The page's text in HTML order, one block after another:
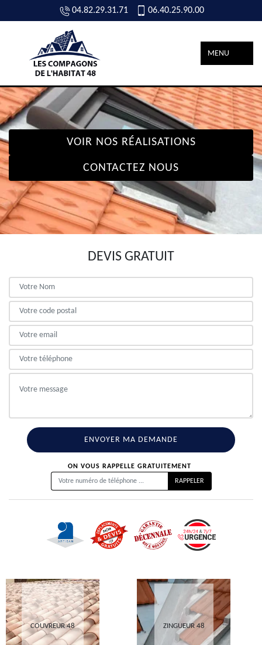
04.82.29.31.71 06.40.25.90.00
MENU
VOIR NOS RÉALISATIONS
CONTACTEZ NOUS
DEVIS GRATUIT
ON VOUS RAPPELLE GRATUITEMENT
COUVREUR 48 ZINGUEUR 48